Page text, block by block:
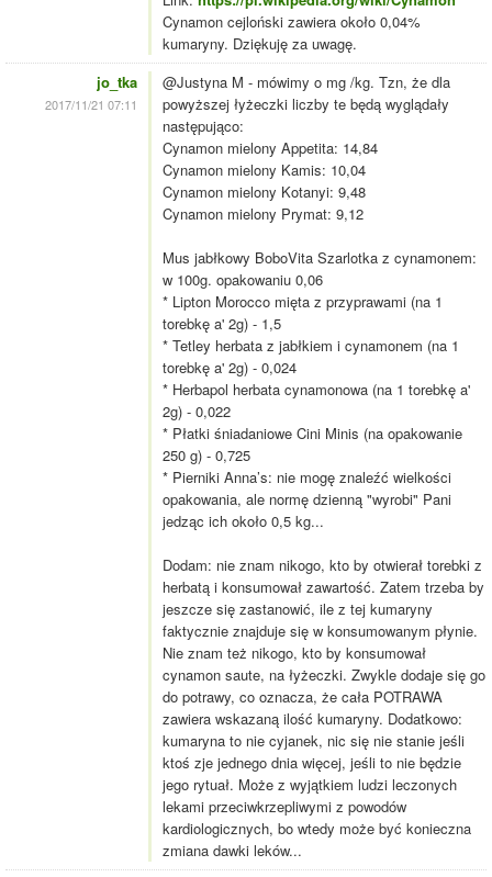
Cynamon cejloński zawiera około 0,04%
kumaryny. Dziękuję za uwagę.
jo_tka
2017/11/21 07:11
@Justyna M - mówimy o mg /kg. Tzn, że dla
powyższej łyżeczki liczby te będą wyglądały
następująco:
Cynamon mielony Appetita: 14,84
Cynamon mielony Kamis: 10,04
Cynamon mielony Kotanyi: 9,48
Cynamon mielony Prymat: 9,12
Mus jabłkowy BoboVita Szarlotka z cynamonem:
w 100g. opakowaniu 0,06
* Lipton Morocco mięta z przyprawami (na 1
torebkę a' 2g) - 1,5
* Tetley herbata z jabłkiem i cynamonem (na 1
torebkę a' 2g) - 0,024
* Herbapol herbata cynamonowa (na 1 torebkę a'
2g) - 0,022
* Płatki śniadaniowe Cini Minis (na opakowanie
250 g) - 0,725
* Pierniki Anna’s: nie mogę znaleźć wielkości
opakowania, ale normę dzienną "wyrobi" Pani
jedząc ich około 0,5 kg...
Dodam: nie znam nikogo, kto by otwierał torebki z
herbatą i konsumował zawartość. Zatem trzeba by
jeszcze się zastanowić, ile z tej kumaryny
faktycznie znajduje się w konsumowanym płynie.
Nie znam też nikogo, kto by konsumował
cynamon saute, na łyżeczki. Zwykle dodaje się go
do potrawy, co oznacza, że cała POTRAWA
zawiera wskazaną ilość kumaryny. Dodatkowo:
kumaryna to nie cyjanek, nic się nie stanie jeśli
ktoś zje jednego dnia więcej, jeśli to nie będzie
jego rytuał. Może z wyjątkiem ludzi leczonych
lekami przeciwkrzepliwymi z powodów
kardiologicznych, bo wtedy może być konieczna
zmiana dawki leków...